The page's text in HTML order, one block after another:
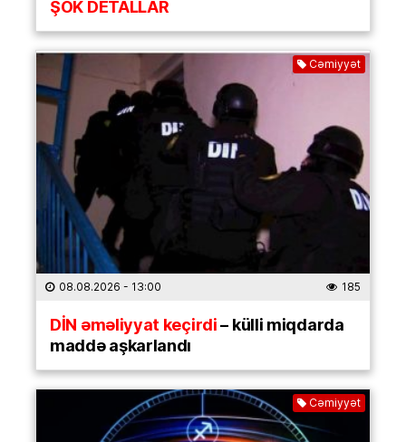
ŞOK DETALLAR
Cəmiyyət
08.08.2026 - 13:00 185
DİN əməliyyat keçirdi– külli miqdarda
maddə aşkarlandı
Cəmiyyət